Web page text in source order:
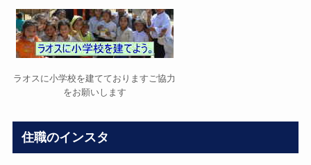
ラオスに小学校を建てておりますご協力
をお願いします
住職のインスタ